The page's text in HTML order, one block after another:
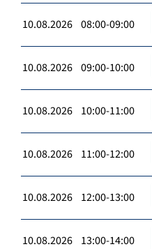
10.08.2026 08:00-09:00
10.08.2026 09:00-10:00
10.08.2026 10:00-11:00
10.08.2026 11:00-12:00
10.08.2026 12:00-13:00
10.08.2026 13:00-14:00